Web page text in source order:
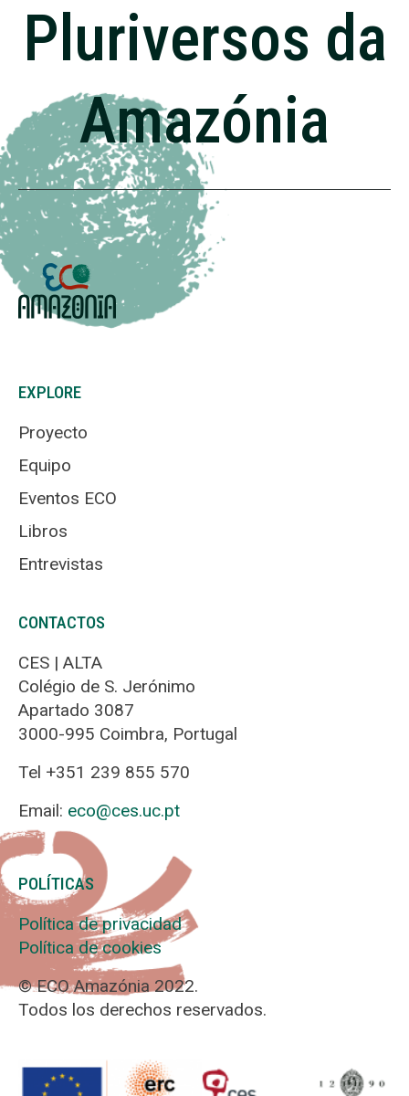
Pluriversos da
Amazónia
EXPLORE
Proyecto
Equipo
Eventos ECO
Libros
Entrevistas
CONTACTOS
CES | ALTA
Colégio de S. Jerónimo
Apartado 3087
3000-995 Coimbra, Portugal
Tel +351 239 855 570
Email: eco@ces.uc.pt
POLÍTICAS
Política de privacidad
Política de cookies
© ECO Amazónia 2022.
Todos los derechos reservados.